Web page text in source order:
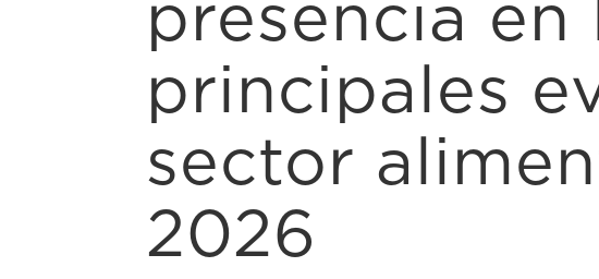
presencia en
principales
sector
2026